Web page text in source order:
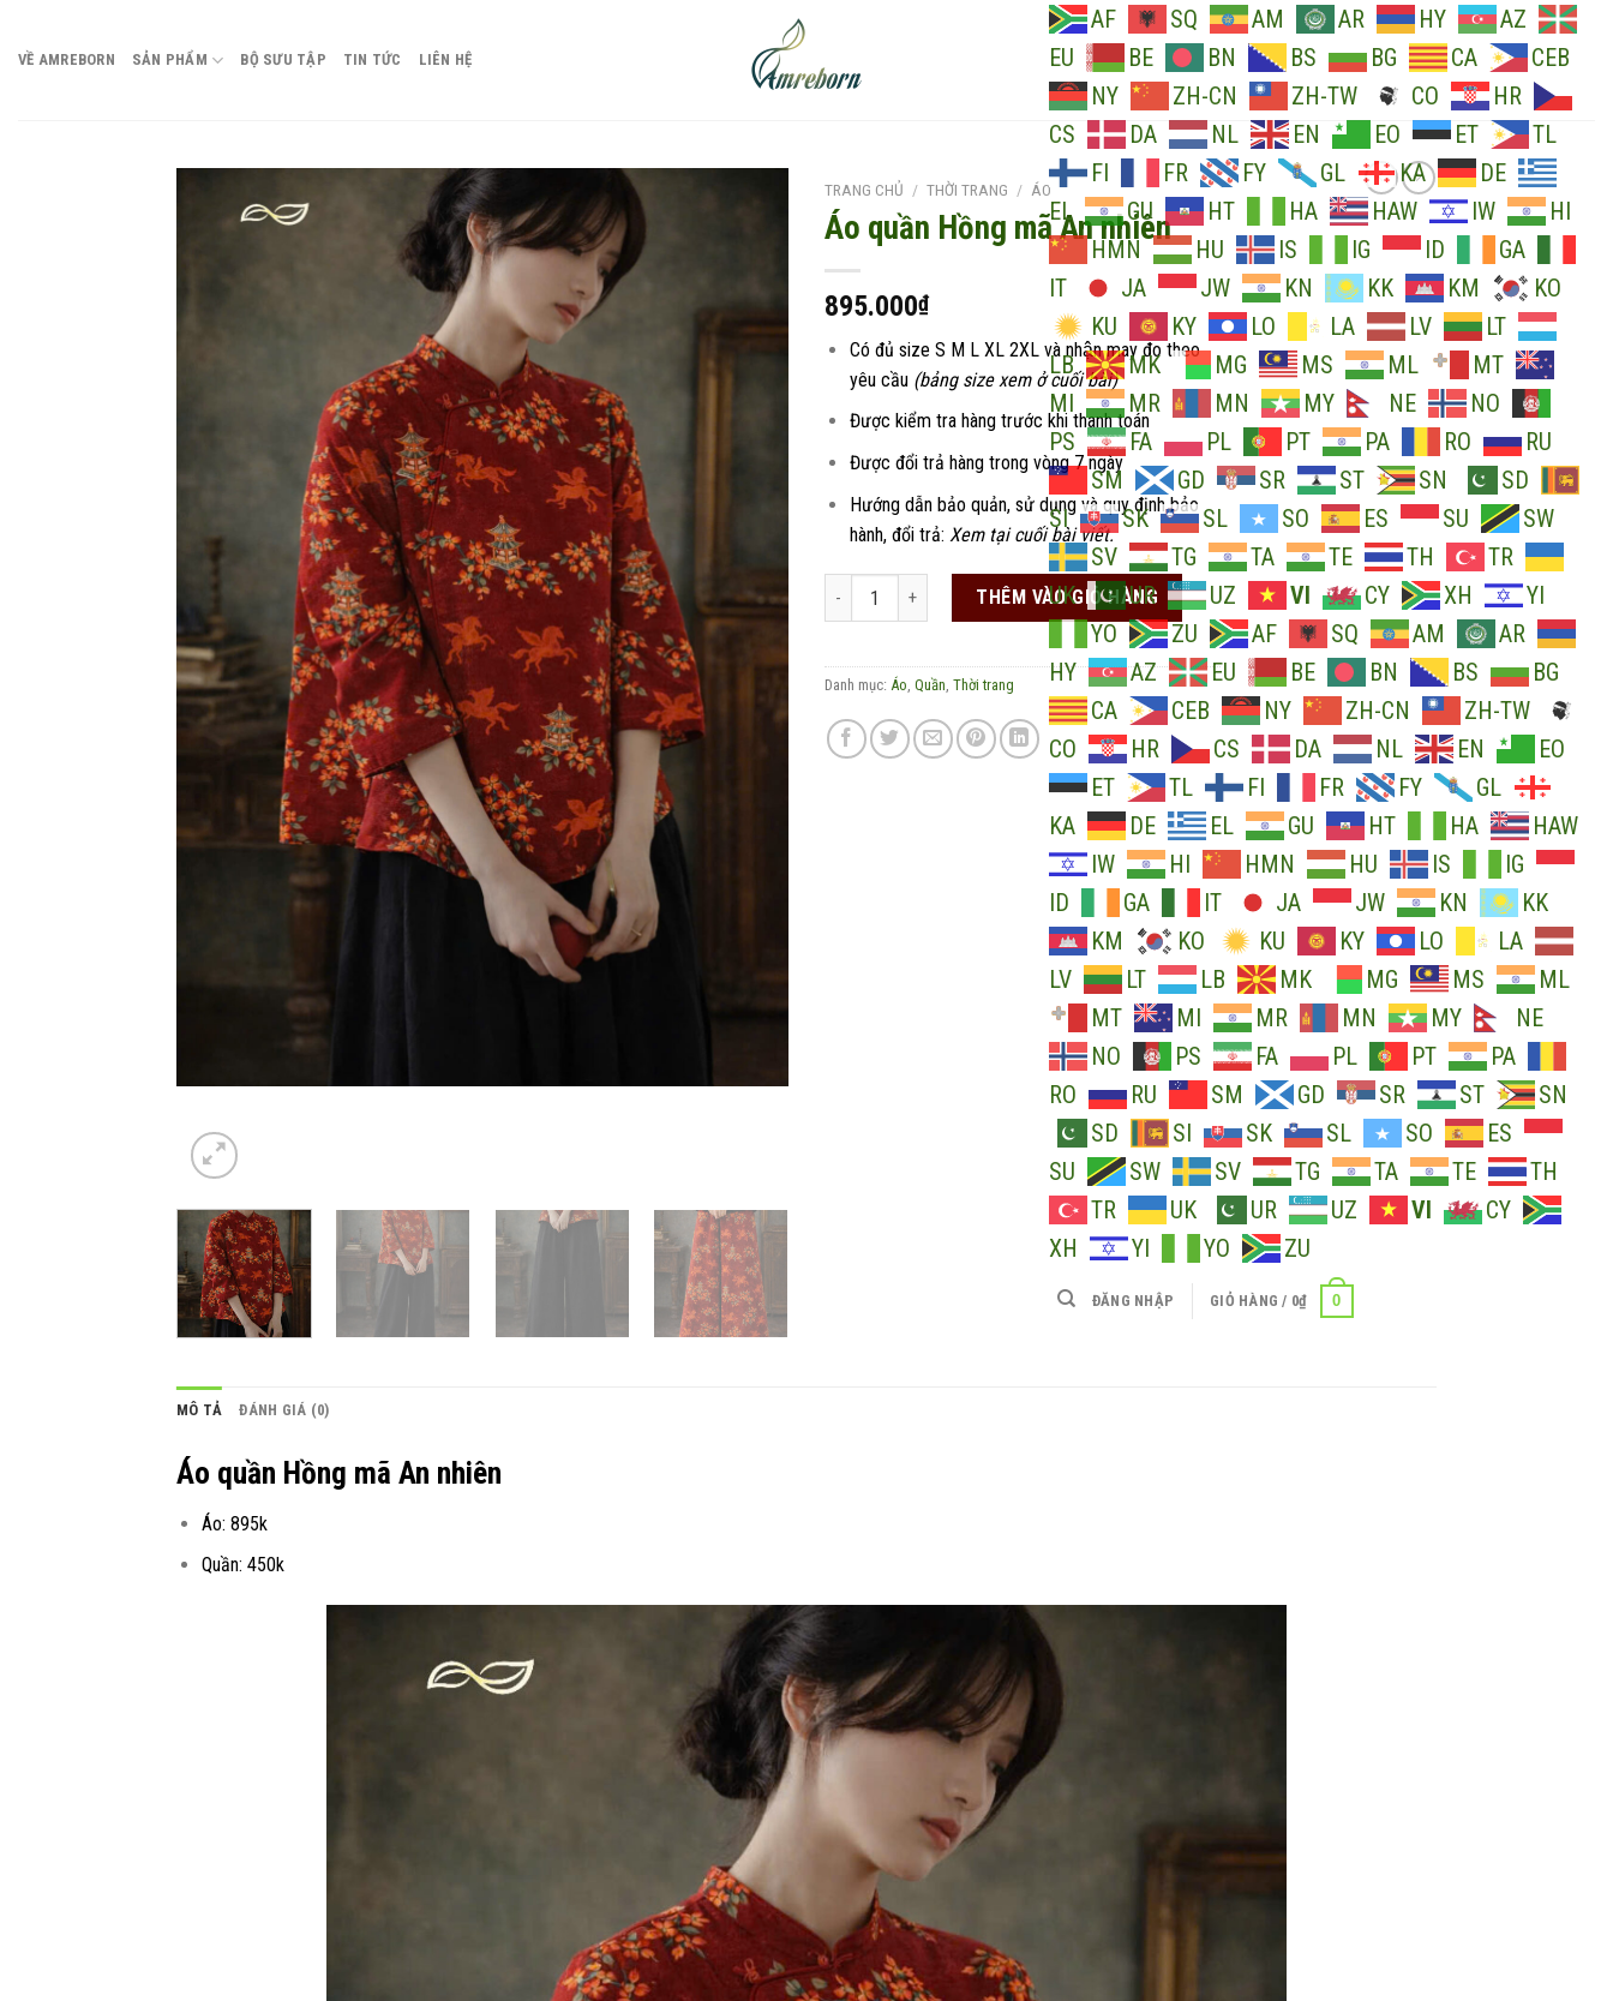
VỀ AMREBORN SẢN PHẨM BỘ SƯU TẬP TIN TỨC LIÊN HỆ
AF SQ AM AR HY
AZ
EU
BE BN BS BG CA
CEB
NY
ZH-CN ZH-TW CO
HR
CS
DA NL EN EO ET
TL
FI
FR FY GL KA
DE
EL
GU HT HA HAW IW
HI
HMN
HU IS IG ID
GA
IT
JA JW KN KK KM
KO
KU
KY LO LA LV
LT
LB
MK MG MS ML
MT
MI
MR MN MY NE
NO
PS
FA PL PT PA RO
RU
SM
GD SR ST SN
SD
SI
SK SL SO ES SU
SW
SV
TG TA TE TH
TR
UK
UR UZ VI CY XH
YI
YO
ZU AF SQ AM
AR
HY
AZ EU BE BN BS
BG
CA
CEB NY ZH-CN
ZH-TW
CO
HR CS DA NL EN
EO
ET
TL FI FR FY
GL
KA
DE EL GU HT HA
HAW
IW
HI HMN HU IS
IG
ID
GA IT JA JW KN
KK
KM
KO KU KY LO
LA
LV
LT LB MK MG MS
ML
MT
MI MR MN MY
NE
NO
PS FA PL PT
PA
RO
RU SM GD SR ST
SN
SD
SI SK SL SO
ES
SU
SW SV TG TA TE
TH
TR
UK UR UZ VI
CY
XH
YI YO ZU
ĐĂNG NHẬP GIỎ HÀNG / 0₫ 0
wishlist
TRANG CHỦ / THỜI TRANG / ÁO
Áo quần Hồng mã An nhiên
895.000₫
Có đủ size S M L XL 2XL và nhận may đo theo
yêu cầu (bảng size xem ở cuối bài)
Được kiểm tra hàng trước khi thanh toán
Được đổi trả hàng trong vòng 7 ngày
Hướng dẫn bảo quản, sử dụng và quy định bảo
hành, đổi trả: Xem tại cuối bài viết.
Áo quần Hồng mã An nhiên số lượng
THÊM VÀO GIỎ HÀNG
Danh mục: Áo, Quần, Thời trang
MÔ TẢ ĐÁNH GIÁ (0)
Áo quần Hồng mã An nhiên
Áo: 895k
Quần: 450k